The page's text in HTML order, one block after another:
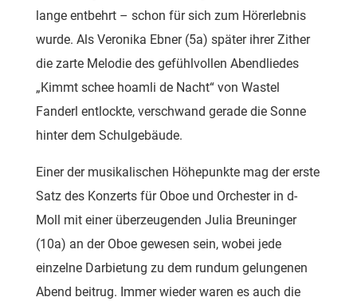
lange entbehrt – schon für sich zum Hörerlebnis
wurde. Als Veronika Ebner (5a) später ihrer Zither
die zarte Melodie des gefühlvollen Abendliedes
„Kimmt schee hoamli de Nacht“ von Wastel
Fanderl entlockte, verschwand gerade die Sonne
hinter dem Schulgebäude.
Einer der musikalischen Höhepunkte mag der erste
Satz des Konzerts für Oboe und Orchester in d-
Moll mit einer überzeugenden Julia Breuninger
(10a) an der Oboe gewesen sein, wobei jede
einzelne Darbietung zu dem rundum gelungenen
Abend beitrug. Immer wieder waren es auch die